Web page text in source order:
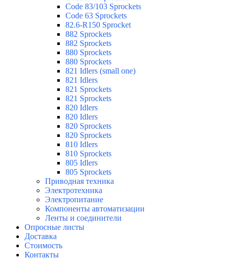
Code 83/103 Sprockets
Code 63 Sprockets
82.6-R150 Sprocket
882 Sprockets
882 Sprockets
880 Sprockets
880 Sprockets
821 Idlers (small one)
821 Idlers
821 Sprockets
821 Sprockets
820 Idlers
820 Idlers
820 Sprockets
820 Sprockets
810 Idlers
810 Sprockets
805 Idlers
805 Sprockets
Приводная техника
Электротехника
Электропитание
Компоненты автоматизации
Ленты и соединители
Опросные листы
Доставка
Стоимость
Контакты